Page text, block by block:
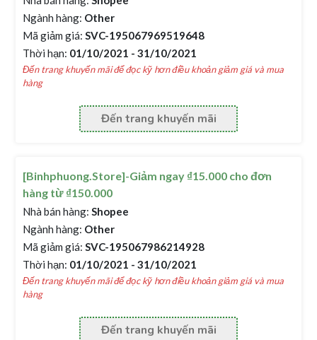
Ngành hàng: Other
Mã giảm giá: SVC-195067969519648
Thời hạn: 01/10/2021 - 31/10/2021
Đến trang khuyến mãi để đọc kỹ hơn điều khoản giảm giá và mua
hàng
Đến trang khuyến mãi
[Binhphuong.Store]-Giảm ngay ₫15.000 cho đơn
hàng từ ₫150.000
Nhà bán hàng: Shopee
Ngành hàng: Other
Mã giảm giá: SVC-195067986214928
Thời hạn: 01/10/2021 - 31/10/2021
Đến trang khuyến mãi để đọc kỹ hơn điều khoản giảm giá và mua
hàng
Đến trang khuyến mãi